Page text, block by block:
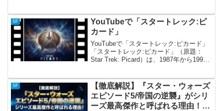
概要：クローンSFサスペンスの金字塔
『オーファ...
SF
YouTubeで「スタートレック:ピ
カード」
YouTubeで「スタートレック:ピカード」
「スタートレック:ピカード」（原題：
Star Trek: Picard）は、1987年から1994
ン＝リュック・ピカード...
SF
【徹底解説】『スター・ウォーズ
エピソード5/帝国の逆襲』がシリ
ーズ最高傑作と呼ばれる理由！衝